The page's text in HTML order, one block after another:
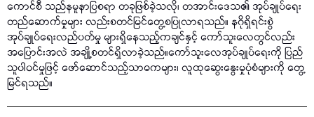
ကောင်စီ သည်နမူနာပြစရာ တခုဖြစ်ခဲ့သလို၊ တအာင်းဒေသ၏ အုပ်ချုပ်ရေး
တည်ဆောက်မှုများ လည်းစတင်မြင်တွေ့စပြုလာရသည်။ နဂိုရှိရင်းစွဲ
အုပ်ချုပ်ရေးလည်ပတ်မှု များရှိနေသည့်ကချင်နှင့် ကော်သူးလေတွင်လည်း
အပြောင်းအလဲ အချို့စတင်ရှိလာခဲ့သည်။ကော်သူးလေအုပ်ချုပ်ရေးကို ပြည်
သူပါဝင်မှုဖြင့် ဖော်ဆောင်သည့်သာဓကများ၊ လူထုဆွေးနွေးမှုပုံစံများကို တွေ့
မြင်ရသည်။